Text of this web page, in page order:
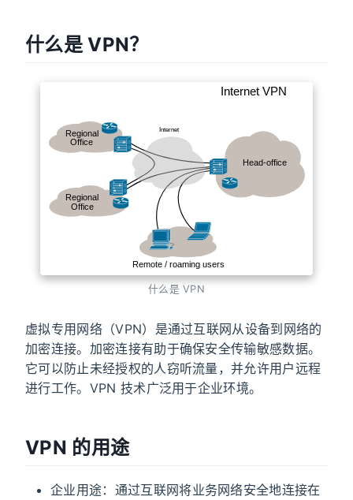
什么是 VPN？
什么是 VPN
虚拟专用网络（VPN）是通过互联网从设备到网络的
加密连接。加密连接有助于确保安全传输敏感数据。
它可以防止未经授权的人窃听流量，并允许用户远程
进行工作。VPN 技术广泛用于企业环境。
VPN 的用途
企业用途：通过互联网将业务网络安全地连接在